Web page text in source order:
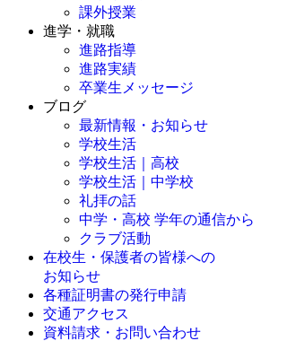
課外授業
進学・就職
進路指導
進路実績
卒業生メッセージ
ブログ
最新情報・お知らせ
学校生活
学校生活｜高校
学校生活｜中学校
礼拝の話
中学・高校 学年の通信から
クラブ活動
在校生・保護者の皆様への
お知らせ
各種証明書の発行申請
交通アクセス
資料請求・お問い合わせ